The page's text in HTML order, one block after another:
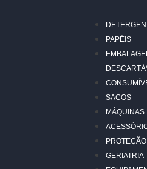
PAPÉIS
SACOS
GERIATRIA